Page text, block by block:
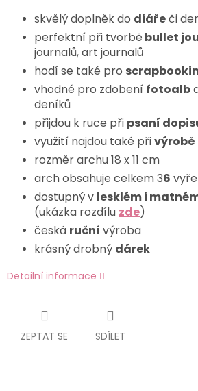
skvělý doplněk do diářeči
perfektní při tvorbě bullet
journalů, art journalů
hodí se také pro
vhodné pro zdobení fotoalb
deníků
přijdou k ruce při psaní
využití najdou také při
rozměr archu 18 x 11 cm
arch obsahuje celkem 36
dostupný v lesklém i
(ukázka rozdílu zde)
česká ruční výroba
krásný drobný dárek
Detailní informace
ZEPTAT SE SDÍLET